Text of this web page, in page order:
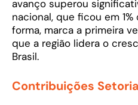
avanço superou
nacional, que ficou em
forma, marca a primeira
que a região lidera o
Brasil.
Contribuições